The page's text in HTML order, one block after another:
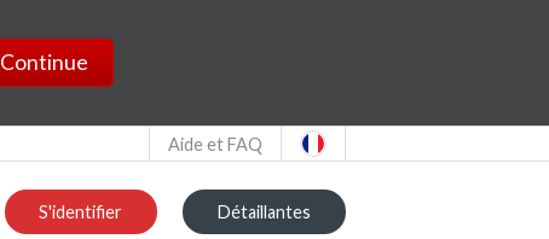
Continue
Aide et FAQ
S'identifier Détaillantes